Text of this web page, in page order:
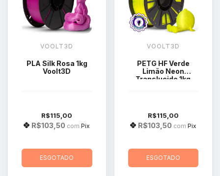
VOOLT3D
PLA Silk Rosa 1kg
Voolt3D
R$115,00
R$103,50 com Pix
ESGOTADO
VOOLT3D
PETG HF Verde
Limão Neon
Translucido 1kg
R$115,00
R$103,50 com Pix
ESGOTADO